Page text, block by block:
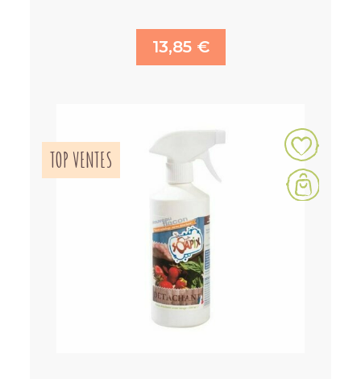
13,85 €
TOP VENTES